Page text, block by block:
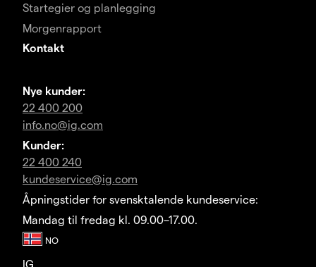
Startegier og planlegging
Morgenrapport
Kontakt
Nye kunder:
22 400 200
info.no@ig.com
Kunder:
22 400 240
kundeservice@ig.com
Åpningstider for svensktalende kundeservice:
Mandag til fredag kl. 09.00–17.00.
IG